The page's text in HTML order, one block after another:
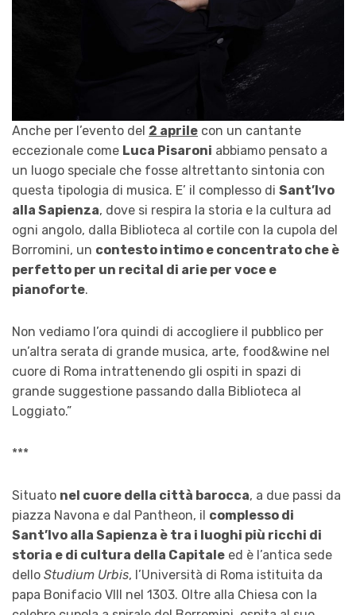
Anche per l’evento del 2 aprile con un cantante
eccezionale come Luca Pisaroni abbiamo pensato a
un luogo speciale che fosse altrettanto sintonia con
questa tipologia di musica. E’ il complesso di Sant’Ivo
alla Sapienza, dove si respira la storia e la cultura ad
ogni angolo, dalla Biblioteca al cortile con la cupola del
Borromini, un contesto intimo e concentrato che è
perfetto per un recital di arie per voce e
pianoforte.
Non vediamo l’ora quindi di accogliere il pubblico per
un’altra serata di grande musica, arte, food&wine nel
cuore di Roma intrattenendo gli ospiti in spazi di
grande suggestione passando dalla Biblioteca al
Loggiato.”
***
Situato nel cuore della città barocca, a due passi da
piazza Navona e dal Pantheon, il complesso di
Sant’Ivo alla Sapienza è tra i luoghi più ricchi di
storia e di cultura della Capitale ed è l’antica sede
dello Studium Urbis, l’Università di Roma istituita da
papa Bonifacio VIII nel 1303. Oltre alla Chiesa con la